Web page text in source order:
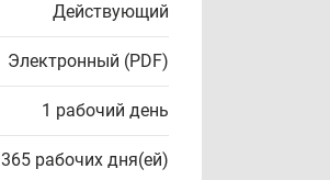
Действующий
Электронный (PDF)
1 рабочий день
365 рабочих дня(ей)